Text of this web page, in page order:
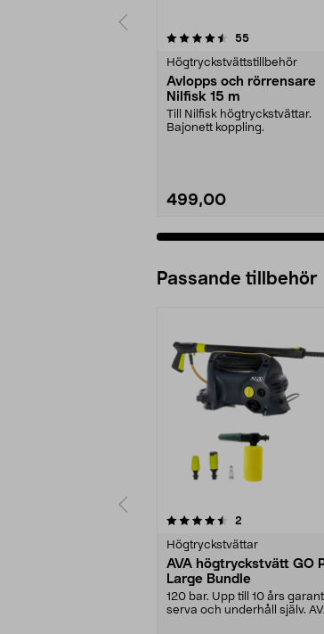
55recensioner
Högtryckstvättstillbehör
Avlopps och rörrensare
Nilfisk 15 m
Till Nilfisk högtryckstvättar.
Bajonett koppling.
499,00
4.0 av 5 stjärnor
Passande tillbehör
2
Högtryckstvättar
AVA högtryckstvätt GO
Large Bundle
120 bar. Upp till 10 års
serva och underhåll själv.
3.5av 5 stjärnor